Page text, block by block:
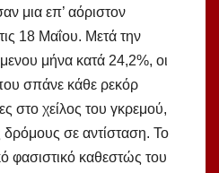
μια επ’ αόριστον
18 Μαΐου. Μετά την
μήνα κατά 24,2%, οι
σπάνε κάθε ρεκόρ
στο χείλος του γκρεμού,
σε αντίσταση. Το
φασιστικό καθεστώς του